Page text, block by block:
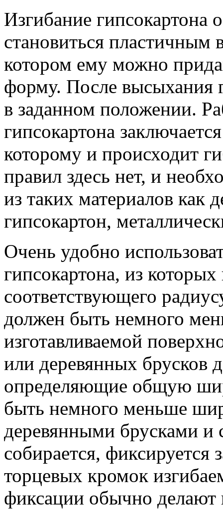
Изгибание гипсокартона
становиться пластичным
котором ему можно
форму. После высыхания
в заданном положении.
гипсокартона
которому и происходит
правил здесь нет, и
из таких материалов как
гипсокартон,
Очень удобно
гипсокартона, из
соответствующего
должен быть немного
изготавливаемой
или деревянных брусков
определяющие общую
быть немного меньше
деревянными брусками и
собирается,
торцевых кромок
фиксации обычно делают